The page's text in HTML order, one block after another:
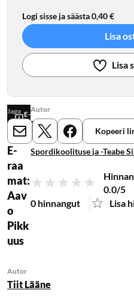
E-
raamat
E-
raa
mat:
Aav
o
Pikk
uus
Autor
Tiit Lääne
Kirjastus
Spordikoolituse ja -Teabe
0.0/5
0 hinnangut
Lisa
Logi sisse ja säästa 0,40 €
Lisa
Lisa
Jaga
E-mail X Meta Kopeeri
Autor
Tiit Lääne